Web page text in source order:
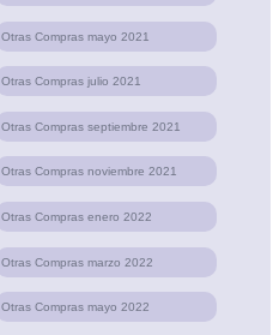
Otras Compras mayo 2021
Otras Compras julio 2021
Otras Compras septiembre 2021
Otras Compras noviembre 2021
Otras Compras enero 2022
Otras Compras marzo 2022
Otras Compras mayo 2022